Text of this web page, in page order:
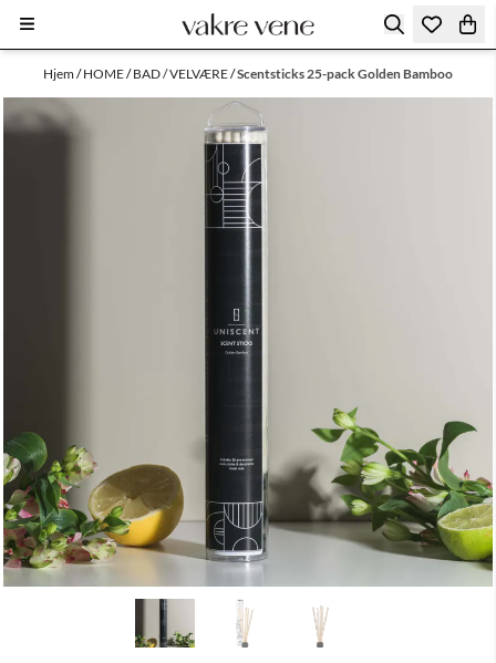
Hopp til innhold
Hjem/HOME/BAD / VELVÆRE/Scentsticks 25-pack Golden Bamboo